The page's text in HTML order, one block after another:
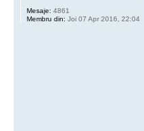
Mesaje: 4861
Membru din: Joi 07 Apr 2016, 22:04